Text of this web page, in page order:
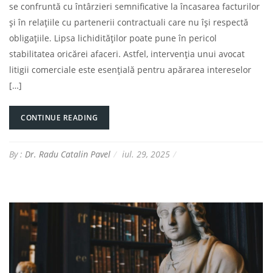
se confruntă cu întârzieri semnificative la încasarea facturilor
și în relațiile cu partenerii contractuali care nu își respectă
obligațiile. Lipsa lichidităților poate pune în pericol
stabilitatea oricărei afaceri. Astfel, intervenția unui avocat
litigii comerciale este esențială pentru apărarea intereselor
[…]
CONTINUE READING
By : Dr. Radu Catalin Pavel iul. 29, 2025